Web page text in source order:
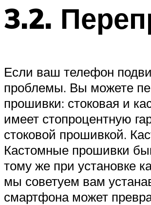
3.2.
Если ваш телефон
проблемы. Вы можете
прошивки: стоковая и
имеет стопроцентную
стоковой прошивкой.
Кастомные прошивки
тому же при установке
мы советуем вам
смартфона может